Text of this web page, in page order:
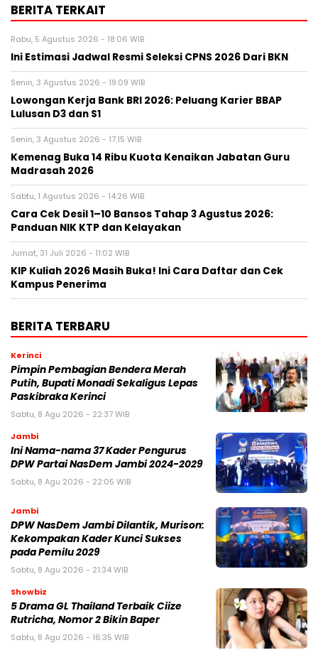
BERITA TERKAIT
Rabu, 5 Agustus 2026 - 18:06 WIB
Ini Estimasi Jadwal Resmi Seleksi CPNS 2026 Dari BKN
Senin, 3 Agustus 2026 - 19:09 WIB
Lowongan Kerja Bank BRI 2026: Peluang Karier BBAP
Lulusan D3 dan S1
Senin, 3 Agustus 2026 - 17:15 WIB
Kemenag Buka 14 Ribu Kuota Kenaikan Jabatan Guru
Madrasah 2026
Sabtu, 1 Agustus 2026 - 14:26 WIB
Cara Cek Desil 1–10 Bansos Tahap 3 Agustus 2026:
Panduan NIK KTP dan Kelayakan
Jumat, 31 Juli 2026 - 11:02 WIB
KIP Kuliah 2026 Masih Buka! Ini Cara Daftar dan Cek
Kampus Penerima
BERITA TERBARU
Kerinci
Pimpin Pembagian Bendera Merah
Putih, Bupati Monadi Sekaligus Lepas
Paskibraka Kerinci
Sabtu, 8 Agu 2026 - 22:37 WIB
Jambi
Ini Nama-nama 37 Kader Pengurus
DPW Partai NasDem Jambi 2024-2029
Sabtu, 8 Agu 2026 - 22:05 WIB
Jambi
DPW NasDem Jambi Dilantik, Murison:
Kekompakan Kader Kunci Sukses
pada Pemilu 2029
Sabtu, 8 Agu 2026 - 21:34 WIB
Showbiz
5 Drama GL Thailand Terbaik Ciize
Rutricha, Nomor 2 Bikin Baper
Sabtu, 8 Agu 2026 - 16:35 WIB